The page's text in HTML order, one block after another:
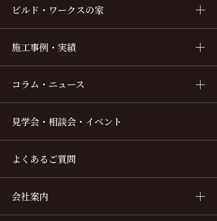
ビルド・ワークスの家
施工事例・実績
コラム・ニュース
見学会・相談会・イベント
よくあるご質問
会社案内